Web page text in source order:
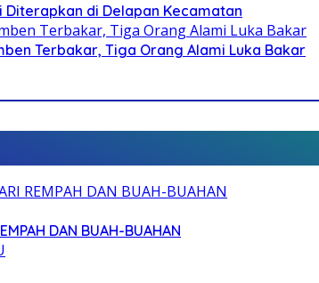
Diterapkan di Delapan Kecamatan
Terbakar, Tiga Orang Alami Luka Bakar
DAN BUAH-BUAHAN